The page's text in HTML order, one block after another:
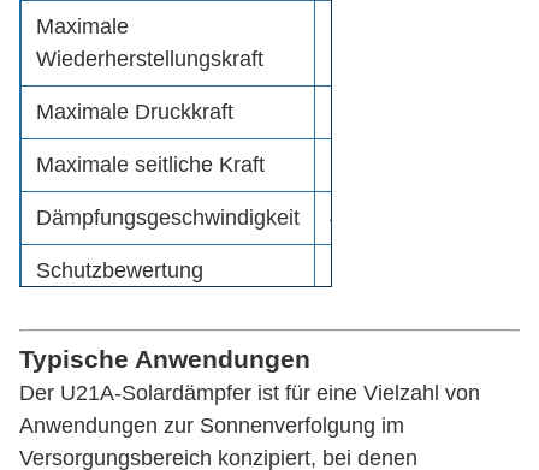
Maximale
Wiederherstellungskraft
Maximale Druckkraft
Maximale seitliche Kraft
Dämpfungsgeschwindigkeit 42 mm/s
Schutzbewertung
Resistenz gegen Salzspray 800 Stunden
Betriebstemperatur
Augenend
Typische Anwendungen
Der U21A-Solardämpfer ist für eine Vielzahl von
Anwendungen zur Sonnenverfolgung im
Versorgungsbereich konzipiert, bei denen